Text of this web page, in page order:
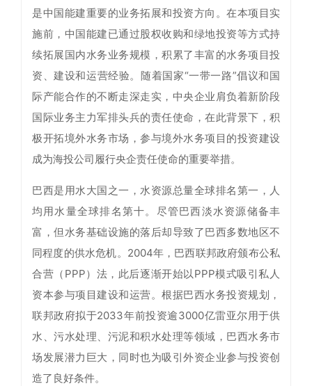
是中国能建重要的业务拓展和投资方向。在本项目实
施前，中国能建已通过股权收购和绿地投资等方式持
续拓展国内水务业务规模，积累了丰富的水务项目投
资、建设和运营经验。随着国家“一带一路”倡议和国
际产能合作的不断走深走实，中央企业肩负着新阶段
国际业务主力军排头兵的责任使命，在此背景下，积
极开拓境外水务市场，参与境外水务项目的投资建设
成为海投公司履行央企责任使命的重要举措。
巴西是用水大国之一，水资源总量全球排名第一，人
均用水量全球排名第十。尽管巴西淡水资源储备丰
富，但水务基础设施的落后却导致了巴西多数地区不
同程度的供水危机。2004年，巴西联邦政府颁布公私
合营（PPP）法，此后逐渐开始以PPP模式吸引私人
资本参与项目建设和运营。根据巴西水务投资规划，
联邦政府拟于2033年前投资逾3000亿雷亚尔用于供
水、污水处理、污泥和积水处理等领域，巴西水务市
场发展潜力巨大，同时也为吸引外资企业参与投资创
造了良好条件。